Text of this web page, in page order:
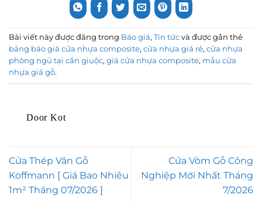
Bài viết này được đăng trong Báo giá, Tin tức và được gắn thẻ
bảng báo giá cửa nhựa composite, cửa nhựa giá rẻ, cửa nhựa
phòng ngủ tại cần giuộc, giá cửa nhựa composite, mẫu cửa
nhựa giả gỗ.
Door Kot
Cửa Thép Vân Gỗ
Koffmann [ Giá Bao Nhiêu
1m² Tháng 07/2026 ]
Cửa Vòm Gỗ Công
Nghiệp Mới Nhất Tháng
7/2026